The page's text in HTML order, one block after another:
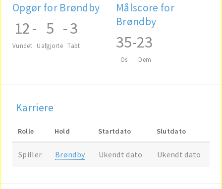
Opgør for Brøndby
12
Vundet
- 5
Uafgjorte
-3
Tabt
Målscore for
Brøndby
35
Os
-23
Dem
Karriere
Rolle Hold Startdato Slutdato
Spiller Brøndby Ukendt dato Ukendt dato